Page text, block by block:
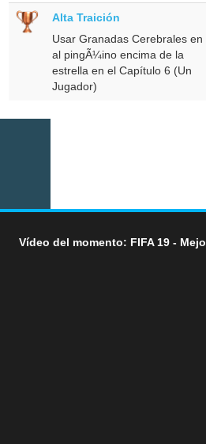
Alta Traición
Usar Granadas Cerebrales en
al pingÃ¼ino encima de la
estrella en el Capítulo 6 (Un
Jugador)
Vídeo del momento: FIFA 19 -